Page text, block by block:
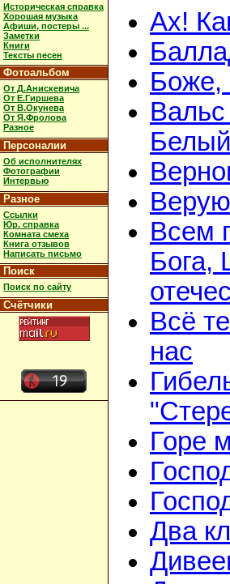
Историческая справка
Хорошая музыка
Афиши, постеры ...
Заметки
Книги
Тексты песен
Фотоальбом
От Д.Анискевича
От Е.Гиршева
От В.Окунева
От Я.Фролова
Разное
Персоналии
Об исполнителях
Фотографии
Интервью
Разное
Ссылки
Юр. справка
Комната смеха
Книга отзывов
Написать письмо
Поиск
Поиск по сайту
Счётчики
Ах!
Боже,
Верую
Всем
Бога,
Всё
нас
Горе
Два